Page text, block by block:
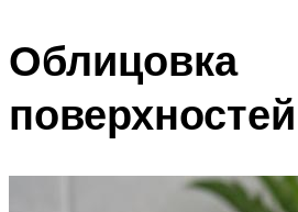
Облицовка
поверхностей